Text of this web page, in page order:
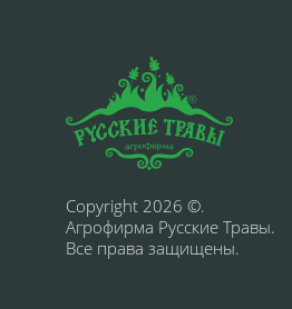
Copyright 2026 ©.
Агрофирма Русские Травы.
Все права защищены.